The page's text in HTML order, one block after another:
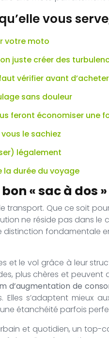
vous
votre moto
juste créer des
vérifier avant d’acheter
sans douleur
feront économiser une
le sachiez
légalement
la durée du voyage
« sac à dos
Que ce soit
ne réside pas dans
fondamentale
le vol grâce à leur
plus chères et
d’augmentation de
Elles s’adaptent
étanchéité parfois
et quotidien, un